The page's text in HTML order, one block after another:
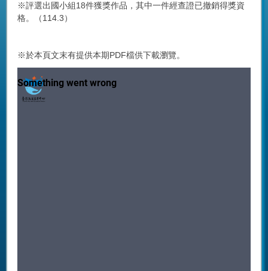
※評選出國小組18件獲獎作品，其中一件經查證已撤銷得獎資
格。（114.3）
※於本頁文末有提供本期PDF檔供下載瀏覽。